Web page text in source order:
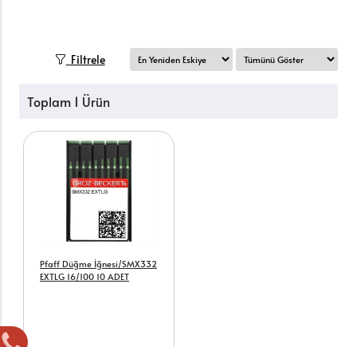
Filtrele
Toplam 1 Ürün
Pfaff Düğme İğnesi/SMX332
EXTLG 16/100 10 ADET